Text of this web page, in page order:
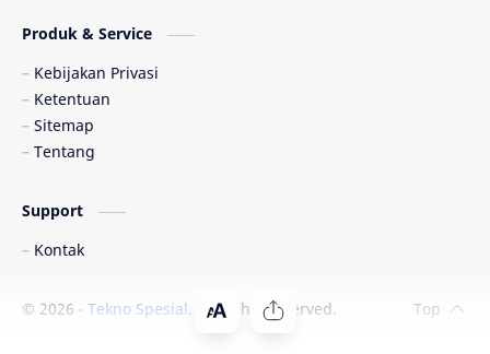
Produk & Service
Kebijakan Privasi
Ketentuan
Sitemap
Tentang
Support
Kontak
© 2026 ‧ Tekno Spesial. All rights reserved.